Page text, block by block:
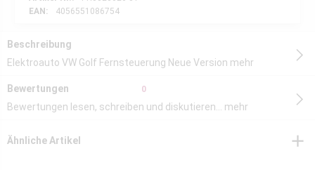
EAN:
4056551086754
Beschreibung
Elektroauto VW Golf Fernsteuerung Neue Version mehr
Bewertungen 0
Bewertungen lesen, schreiben und diskutieren... mehr
Ähnliche Artikel